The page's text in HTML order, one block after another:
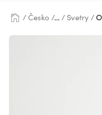
Česko ... Svetry